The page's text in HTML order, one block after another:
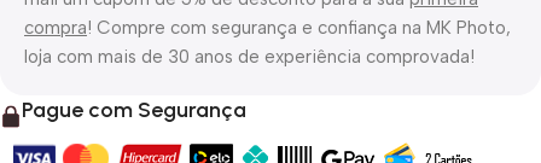
compra! Compre com segurança e confiança na MK Photo,
loja com mais de 30 anos de experiência comprovada!
Pague com Segurança